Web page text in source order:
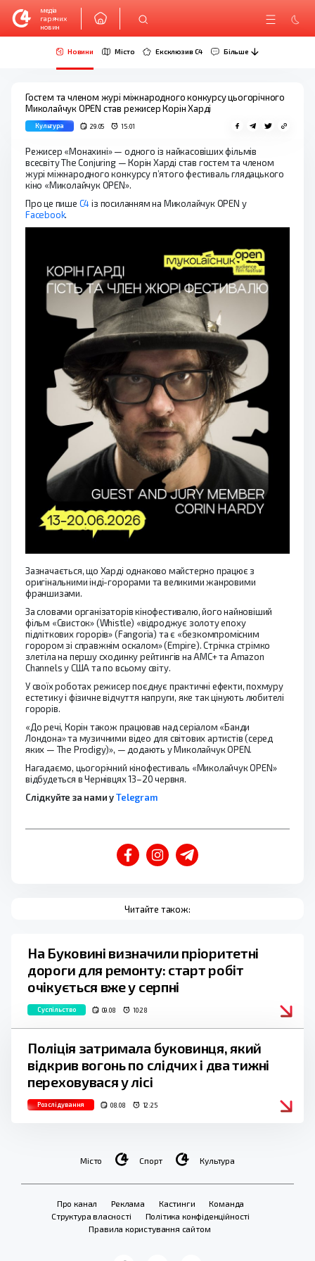
медіа
гарячих
новин
Новини Місто Ексклюзив C4 Більше
Гостем та членом журі міжнародного конкурсу цьогорічного
Миколайчук OPEN став режисер Корін Харді
Культура 29.05 15:01
Режисер «Монахині» — одного із найкасовіших фільмів
всесвіту The Conjuring — Корін Харді став гостем та членом
журі міжнародного конкурсу п’ятого фестиваль глядацького
кіно «Миколайчук OPEN».
Про це пише С4із посиланням на Миколайчук OPEN у
Facebook.
Зазначається, що Харді однаково майстерно працює з
оригінальними інді-горорами та великими жанровими
франшизами.
За словами організаторів кінофестивалю, його найновіший
фільм «Свисток» (Whistle) «відроджує золоту епоху
підліткових горорів» (Fangoria) та є «безкомпромісним
горором зі справжнім оскалом» (Empire). Стрічка стрімко
злетіла на першу сходинку рейтингів на AMC+ та Amazon
Channels у США та по всьому світу.
У своїх роботах режисер поєднує практичні ефекти, похмуру
естетику і фізичне відчуття напруги, яке так цінують любителі
горорів.
«До речі, Корін також працював над серіалом «Банди
Лондона» та музичними відео для світових артистів (серед
яких — The Prodigy)», — додають у Миколайчук OPEN.
Нагадаємо, цьогорічний кінофестиваль «Миколайчук OPEN»
відбудеться в Чернівцях 13–20 червня.
Слідкуйте за нами уTelegram
Читайте також:
На Буковині визначили пріоритетні
дороги для ремонту: старт робіт
очікується вже у серпні
Суспільство 09.08 10:28
Поліція затримала буковинця, який
відкрив вогонь по слідчих і два тижні
переховувася у лісі
Розслідування 08.08 12:25
Місто Спорт Культура
Про канал Реклама Кастинги
Команда
Структура власності
Політика конфіденційності
Правила користування сайтом